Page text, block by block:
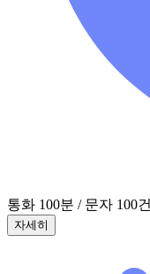
통화 100분 / 문자 100건
자세히